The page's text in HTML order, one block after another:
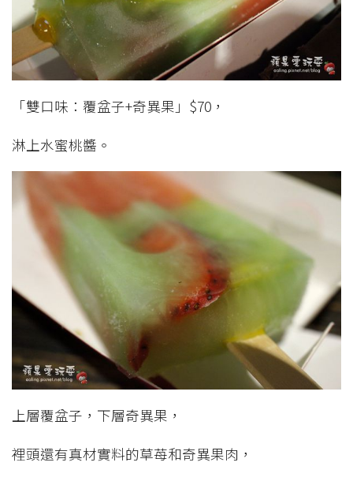
「雙口味：覆盆子+奇異果」$70，
淋上水蜜桃醬。
上層覆盆子，下層奇異果，
裡頭還有真材實料的草苺和奇異果肉，